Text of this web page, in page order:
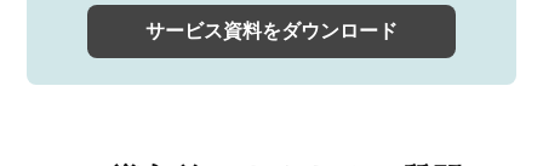
サービス資料をダウンロード